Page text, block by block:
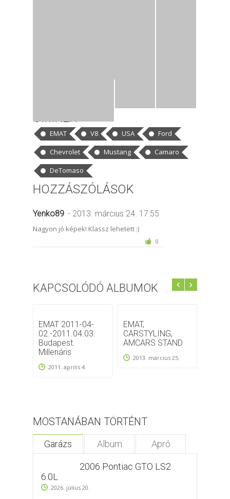
EMAT V8 USA
Ford
Chevrolet
Mustang
Camaro
DeTomaso
HOZZÁSZÓLÁSOK
Yenko89 - 2013. március 24. 17:55
Nagyon jó képek! Klassz lehetett :)
0
KAPCSOLÓDÓ ALBUMOK
EMAT 2011-04-
02.-2011.04.03.
Budapest.
Millenáris
2011. április 4.
EMAT,
CARSTYLING,
AMCARS STAND
2013. március 25.
MOSTANÁBAN TÖRTÉNT
Garázs Album Apró
2006 Pontiac GTO LS2
6.0L
2026. július 20.